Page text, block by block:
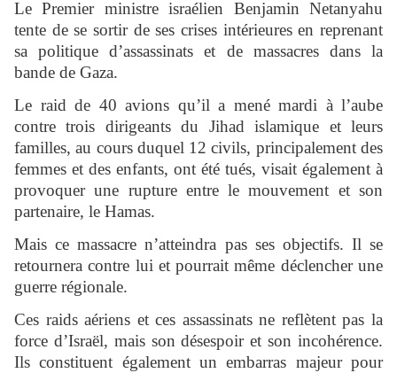
Le Premier ministre israélien Benjamin Netanyahu
tente de se sortir de ses crises intérieures en reprenant
sa politique d’assassinats et de massacres dans la
bande de Gaza.
Le raid de 40 avions qu’il a mené mardi à l’aube
contre trois dirigeants du Jihad islamique et leurs
familles, au cours duquel 12 civils, principalement des
femmes et des enfants, ont été tués, visait également à
provoquer une rupture entre le mouvement et son
partenaire, le Hamas.
Mais ce massacre n’atteindra pas ses objectifs. Il se
retournera contre lui et pourrait même déclencher une
guerre régionale.
Ces raids aériens et ces assassinats ne reflètent pas la
force d’Israël, mais son désespoir et son incohérence.
Ils constituent également un embarras majeur pour